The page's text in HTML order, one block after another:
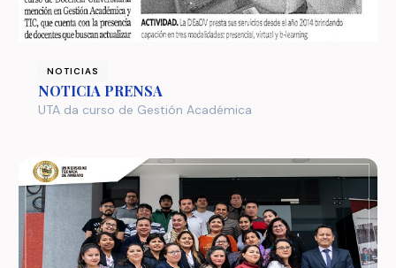
NOTICIAS
NOTICIA PRENSA
UTA da curso de Gestión Académica